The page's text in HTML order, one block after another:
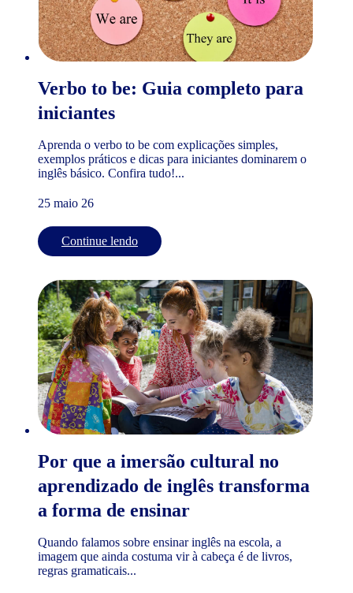
Verbo to be: Guia completo para
iniciantes
Aprenda o verbo to be com explicações simples,
exemplos práticos e dicas para iniciantes dominarem o
inglês básico. Confira tudo!...
25 maio 26
Continue lendo
Por que a imersão cultural no
aprendizado de inglês transforma
a forma de ensinar
Quando falamos sobre ensinar inglês na escola, a
imagem que ainda costuma vir à cabeça é de livros,
regras gramaticais...